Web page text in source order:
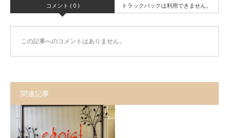
コメント ( 0 ) トラックバックは利用できません。
この記事へのコメントはありません。
関連記事